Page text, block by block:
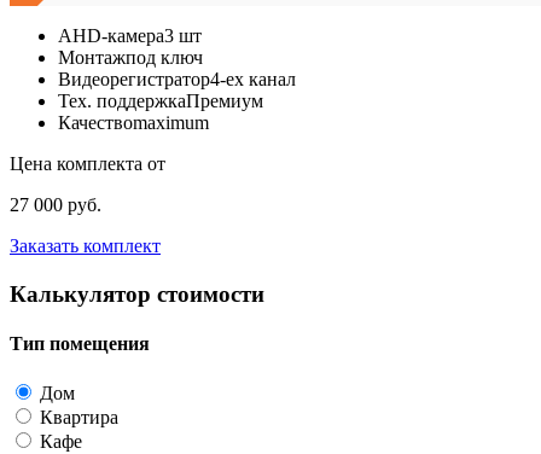
AHD-камера3 шт
Монтажпод ключ
Видеорегистратор4-ех канал
Тех. поддержкаПремиум
Качествоmaximum
Цена комплекта от
27 000 руб.
Заказать комплект
Калькулятор стоимости
Тип помещения
Дом
Квартира
Кафе